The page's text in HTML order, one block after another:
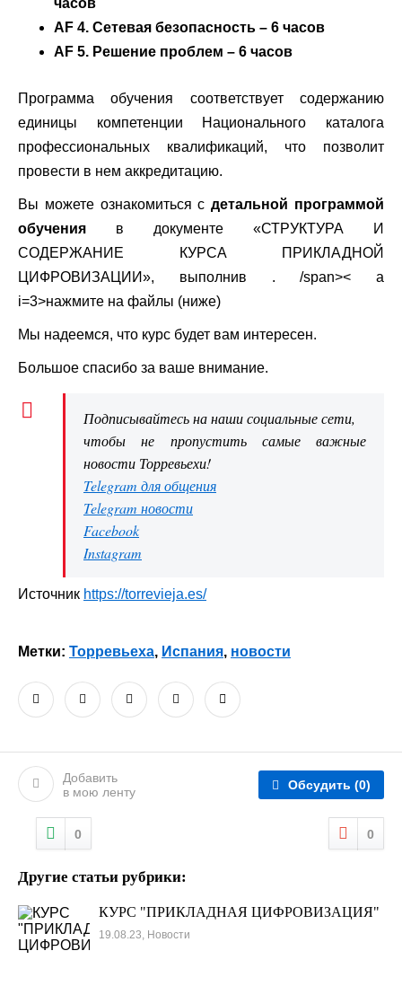
часов
AF 4. Сетевая безопасность – 6 часов
AF 5. Решение проблем – 6 часов
Программа обучения соответствует содержанию
единицы компетенции Национального каталога
профессиональных квалификаций, что позволит
провести в нем аккредитацию.
Вы можете ознакомиться сдетальной программой
обучения в документе «СТРУКТУРА И
СОДЕРЖАНИЕ КУРСА ПРИКЛАДНОЙ
ЦИФРОВИЗАЦИИ», выполнив . /span>< a
i=3>нажмите на файлы (ниже)
Мы надеемся, что курс будет вам интересен.
Большое спасибо за ваше внимание.
Подписывайтесь на наши социальные сети,
чтобы не пропустить самые важные
новости Торревьехи!
Telegram для общения
Telegram новости
Facebook
Instagram
Источник https://torrevieja.es/
Метки: Торревьеха, Испания, новости
Добавить
в мою ленту
Обсудить (0)
0 0
Другие статьи рубрики:
КУРС "ПРИКЛАДНАЯ ЦИФРОВИЗАЦИЯ"
19.08.23, Новости